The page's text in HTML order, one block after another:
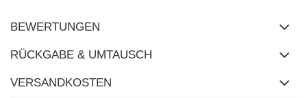
BEWERTUNGEN
RÜCKGABE & UMTAUSCH
VERSANDKOSTEN